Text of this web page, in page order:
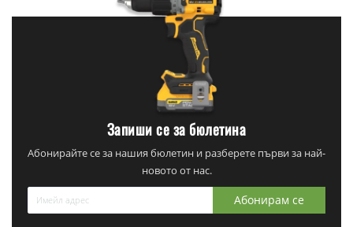
Запиши се за бюлетина
Абонирайте се за нашия бюлетин и разберете първи за най-
новото от нас.
Абонирам се